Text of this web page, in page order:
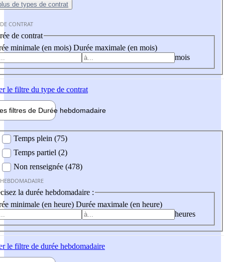
de types de contrat
CONTRAT
de contrat
minimale (en mois) Durée maximale (en mois)
mois
le filtre du type de contrat
filtres de Durée hebdomadaire
Temps plein (75)
Temps partiel (2)
Non renseignée (478)
la durée hebdomadaire :
minimale (en heure) Durée maximale (en heure)
heures
le filtre de durée hebdomadaire